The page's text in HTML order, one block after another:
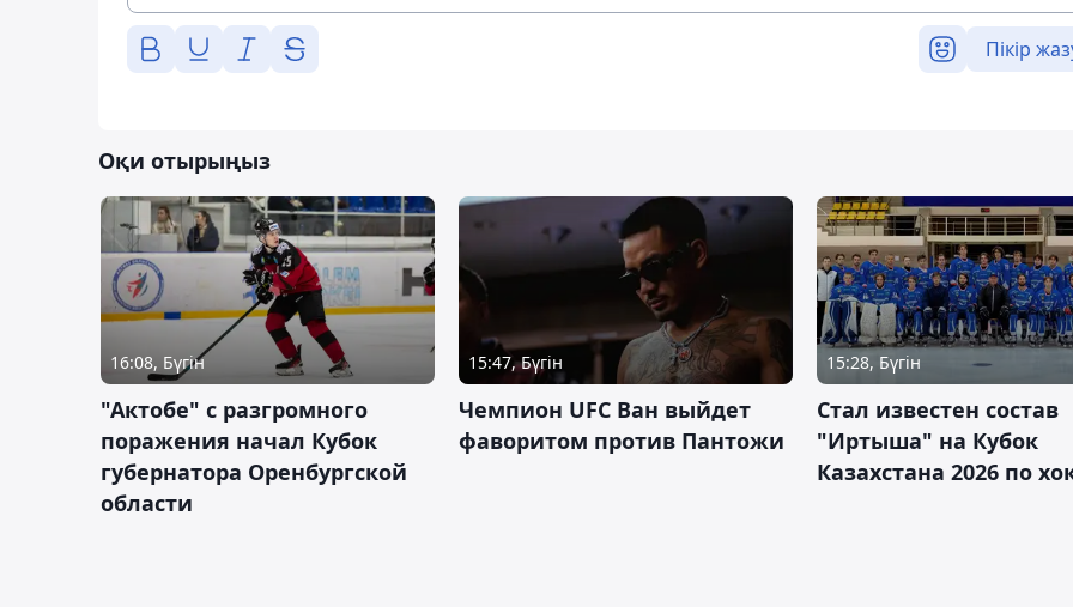
Пікір
Оқи отырыңыз
16:08, Бүгін
"Актобе" с разгромного
поражения начал Кубок
губернатора Оренбургской
области
15:47, Бүгін
Чемпион UFC Ван выйдет
фаворитом против Пантожи
15:28, Бүгін
Стал известен состав
"Иртыша" на Кубок
Казахстана 2026 по